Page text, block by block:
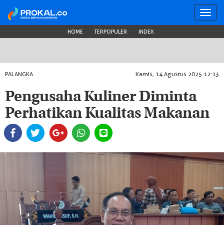
HOME TERPOPULER INDEX
PALANGKA Kamis, 14 Agustus 2025 12:13
Pengusaha Kuliner Diminta
Perhatikan Kualitas Makanan